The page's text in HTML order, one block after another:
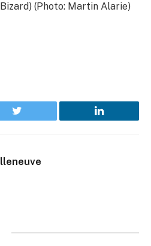
(Photo: Martin Alarie)
Twitter LinkedIn